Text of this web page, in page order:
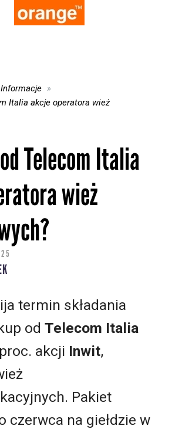
Informacje
Italia akcje operatora wież
Telecom Italia
wież
termin składania
od Telecom Italia
akcji Inwit,
Pakiet
czerwca na giełdzie w